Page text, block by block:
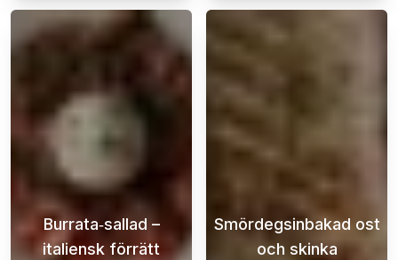
Burrata‑sallad –
italiensk förrätt
Smördegsinbakad ost
och skinka